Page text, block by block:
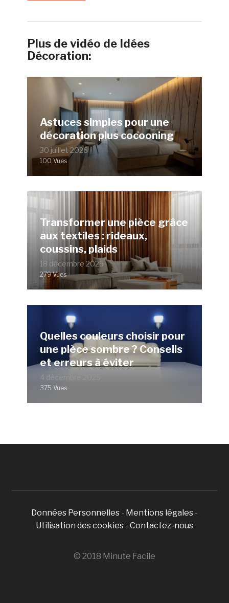
Plus de vidéo de Idées
Décoration:
Astuces simples pour une
décoration plus cocooning
30 juillet 2026
100 Vues
Transformer une pièce grâce
aux textiles : rideaux,
coussins, plaids
18 décembre 2025
279 Vues
Quelles couleurs choisir pour
une pièce sombre ? Conseils
et erreurs à éviter
4 décembre 2025
375 Vues
Données Personnelles - Mentions légales -
Utilisation des cookies - Contactez-nous
© 2018 Minute Facile